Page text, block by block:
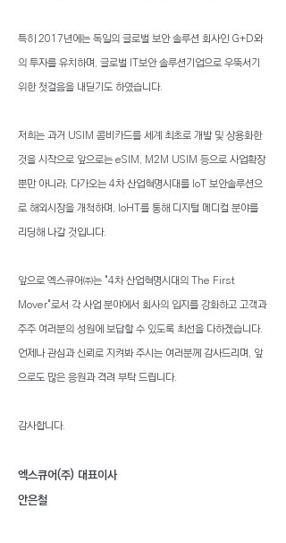
특히 2017년에는 독일의 글로벌 보안 솔루션 회사인 G+D와
의 투자를 유치하며, 글로벌 IT보안 솔루션기업으로 우뚝서기
위한 첫걸음을 내딛기도 하였습니다.
저희는 과거 USIM 콤비카드를 세계 최초로 개발 및 상용화한
것을 시작으로 앞으로는 eSIM, M2M USIM 등으로 사업확장
뿐만 아니라, 다가오는 4차 산업혁명시대를 IoT 보안솔루션으
로 해외시장을 개척하며, IoHT를 통해 디지털 메디컬 분야를
리딩해 나갈 것입니다.
앞으로 엑스큐어㈜는 "4차 산업혁명시대의 The First
Mover"로서 각 사업 분야에서 회사의 입지를 강화하고 고객과
주주 여러분의 성원에 보답할 수 있도록 최선을 다하겠습니다.
언제나 관심과 신뢰로 지켜봐 주시는 여러분께 감사드리며, 앞
으로도 많은 응원과 격려 부탁 드립니다.
감사합니다.
엑스큐어(주) 대표이사
안은철